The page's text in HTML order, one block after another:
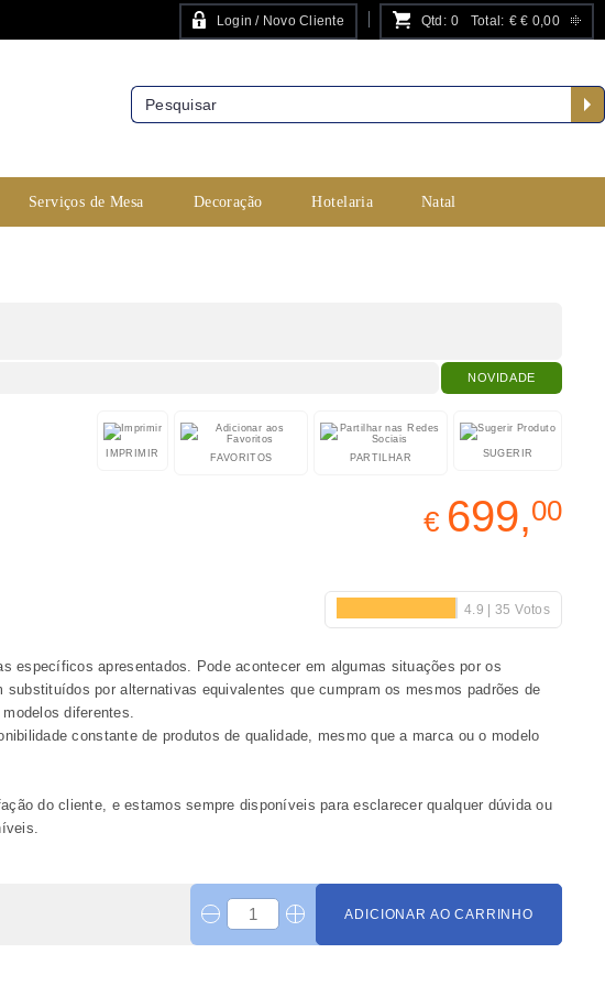
Login / Novo Cliente Qtd: 0 Total: €€ 0,00
Serviços de Mesa Decoração Hotelaria Natal
NOVIDADE
SUGERIR
PARTILHAR
FAVORITOS
IMPRIMIR
€ 699,00
específicos apresentados. Pode acontecer em algumas situações por os
por alternativas equivalentes que cumpram os mesmos padrões de
diferentes.
constante de produtos de qualidade, mesmo que a marca ou o modelo
do cliente, e estamos sempre disponíveis para esclarecer qualquer dúvida ou
ADICIONAR AO CARRINHO